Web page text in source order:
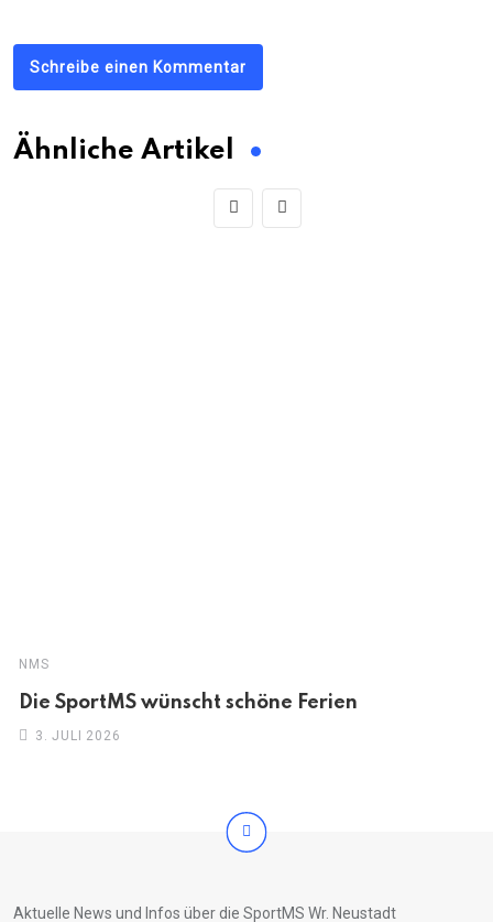
Schreibe einen Kommentar
Ähnliche Artikel
NMS
Die SportMS wünscht schöne Ferien
3. JULI 2026
Aktuelle News und Infos über die SportMS Wr. Neustadt